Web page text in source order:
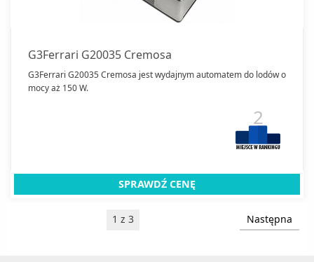
G3Ferrari G20035 Cremosa
G3Ferrari G20035 Cremosa jest wydajnym automatem do lodów o
mocy aż 150 W.
2
SPRAWDŹ CENĘ
1 z 3 Następna